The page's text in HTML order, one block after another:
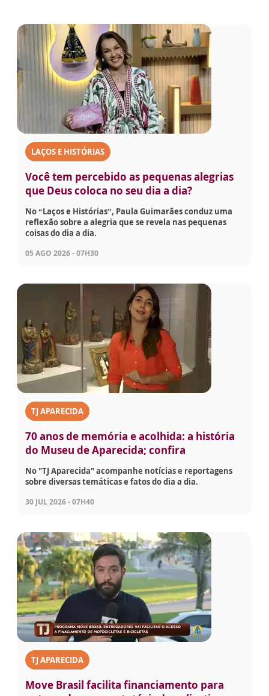
LAÇOS E HISTÓRIAS
Você tem percebido as pequenas alegrias
que Deus coloca no seu dia a dia?
No “Laços e Histórias”, Paula Guimarães conduz uma
reflexão sobre a alegria que se revela nas pequenas
coisas do dia a dia.
05 AGO 2026 - 07H30
TJ APARECIDA
70 anos de memória e acolhida: a história
do Museu de Aparecida; confira
No "TJ Aparecida" acompanhe notícias e reportagens
sobre diversas temáticas e fatos do dia a dia.
30 JUL 2026 - 07H40
TJ APARECIDA
Move Brasil facilita financiamento para